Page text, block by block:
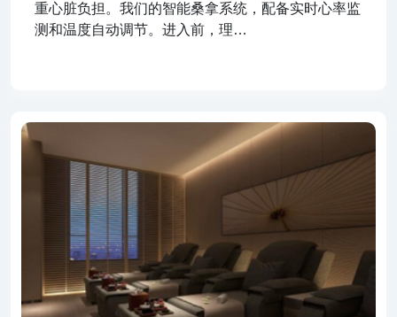
重心脏负担。我们的智能桑拿系统，配备实时心率监
测和温度自动调节。进入前，理…